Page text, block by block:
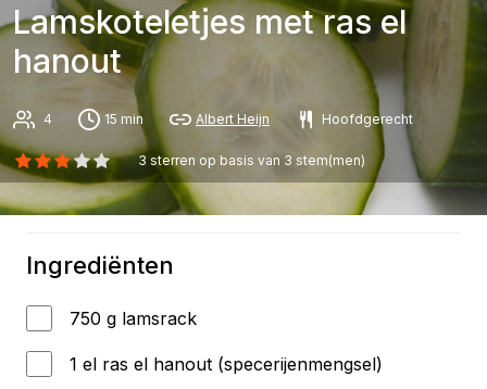
Lamskoteletjes met ras el
hanout
4 15 min Albert Heijn Hoofdgerecht
3 sterren op basis van 3 stem(men)
Ingrediënten
750 g lamsrack
1 el ras el hanout (specerijenmengsel)